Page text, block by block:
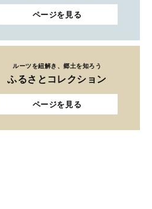
ページを見る
ルーツを紐解き、郷土を知ろう
ふるさとコレクション
ページを見る